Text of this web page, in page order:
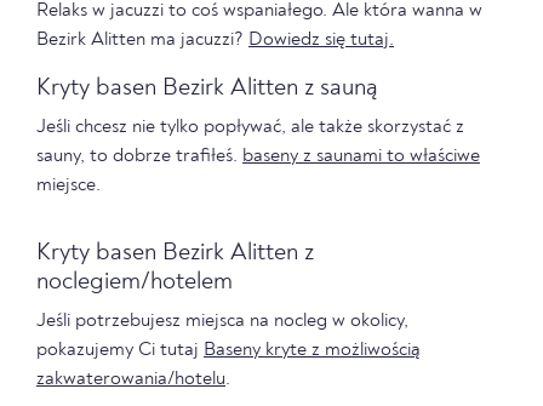
Relaks w jacuzzi to coś wspaniałego. Ale która wanna w
Bezirk Alitten ma jacuzzi? Dowiedz się tutaj.
Kryty basen Bezirk Alitten z sauną
Jeśli chcesz nie tylko popływać, ale także skorzystać z
sauny, to dobrze trafiłeś. baseny z saunami to właściwe
miejsce.
Kryty basen Bezirk Alitten z
noclegiem/hotelem
Jeśli potrzebujesz miejsca na nocleg w okolicy,
pokazujemy Ci tutaj Baseny kryte z możliwością
zakwaterowania/hotelu.